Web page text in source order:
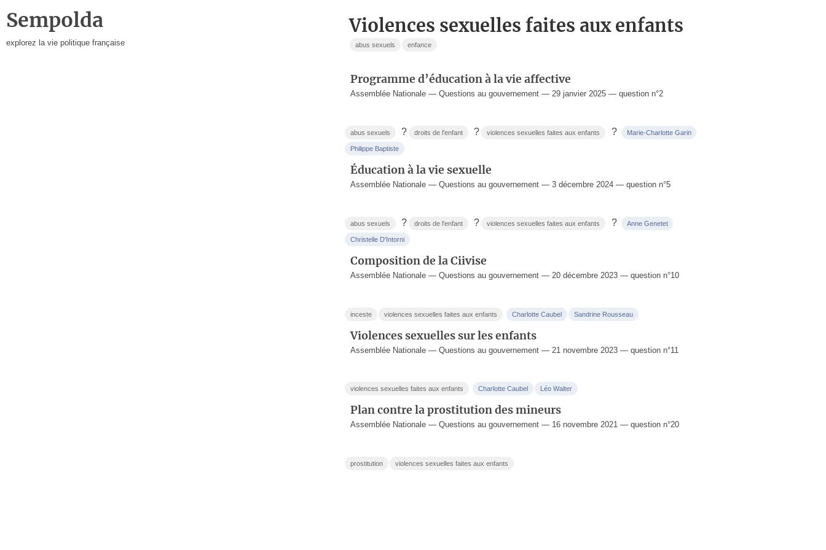
Sempolda
explorez la vie politique française
violences sexuelles faites aux enfants
abus sexuels enfance
Programme d’éducation à la vie affective
Assemblée Nationale — Questions au gouvernement — 29 janvier 2025 — question n°2
abus sexuels ? droits de l'enfant ? violences sexuelles faites aux enfants ? Marie-Charlotte Garin
Philippe Baptiste
Éducation à la vie sexuelle
Assemblée Nationale — Questions au gouvernement — 3 décembre 2024 — question n°5
abus sexuels ? droits de l'enfant ? violences sexuelles faites aux enfants ? Anne Genetet
Christelle D'Intorni
Composition de la Ciivise
Assemblée Nationale — Questions au gouvernement — 20 décembre 2023 — question n°10
inceste violences sexuelles faites aux enfants Charlotte Caubel Sandrine Rousseau
Violences sexuelles sur les enfants
Assemblée Nationale — Questions au gouvernement — 21 novembre 2023 — question n°11
violences sexuelles faites aux enfants Charlotte Caubel Léo Walter
Plan contre la prostitution des mineurs
Assemblée Nationale — Questions au gouvernement — 16 novembre 2021 — question n°20
prostitution violences sexuelles faites aux enfants